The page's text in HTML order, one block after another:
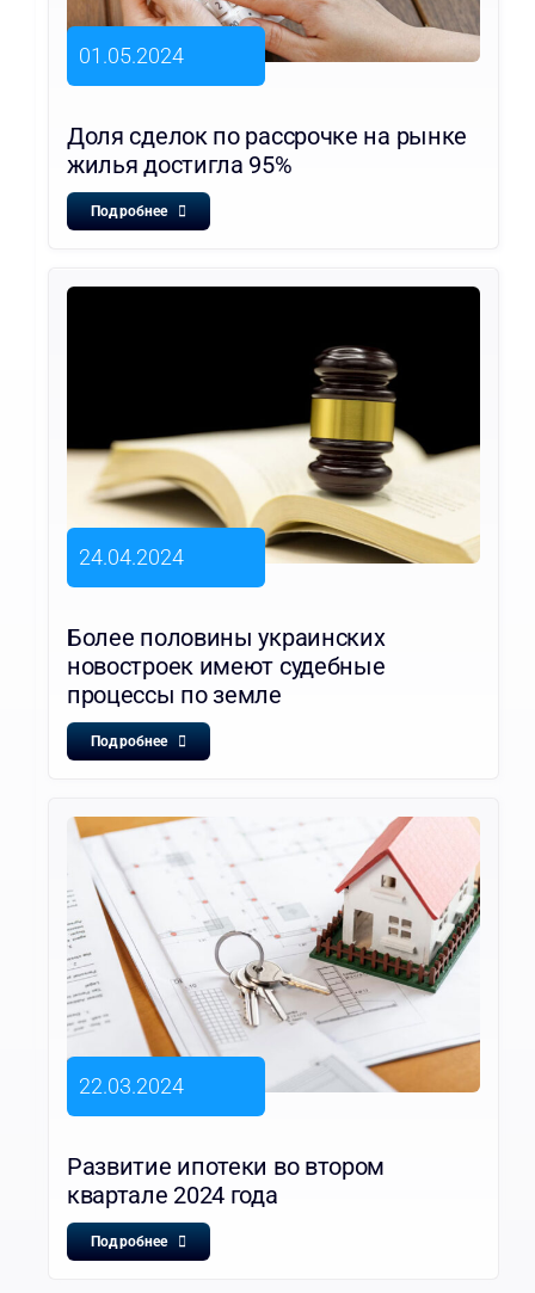
01.05.2024
Доля сделок по рассрочке на рынке
жилья достигла 95%
Подробнее
24.04.2024
Более половины украинских
новостроек имеют судебные
процессы по земле
Подробнее
22.03.2024
Развитие ипотеки во втором
квартале 2024 года
Подробнее